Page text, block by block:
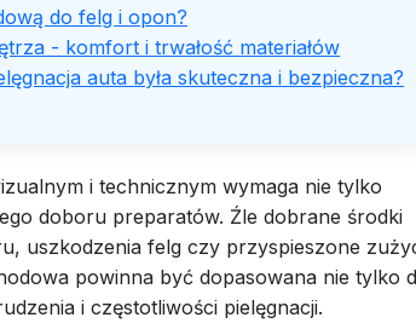
do felg i opon?
- komfort i trwałość materiałów
auta była skuteczna i bezpieczna?
i technicznym wymaga nie tylko
doboru preparatów. Źle dobrane środki
uszkodzenia felg czy przyspieszone
powinna być dopasowana nie tylko
i częstotliwości pielęgnacji.